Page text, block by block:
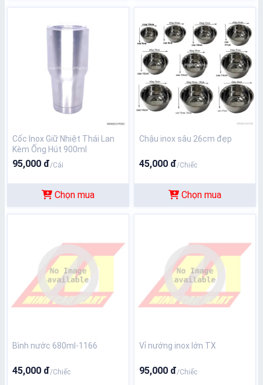
Cốc Inox Giữ Nhiệt Thái Lan
Kèm Ống Hút 900ml
95,000 đ/Cái
Chọn mua
Chậu inox sâu 26cm đẹp
45,000 đ/Chiếc
Chọn mua
Bình nước 680ml-1166
45,000 đ/Chiếc
Vỉ nướng inox lớn TX
95,000 đ/Chiếc